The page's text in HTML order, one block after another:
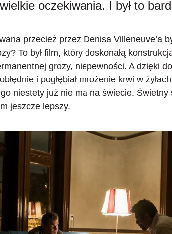
oczekiwania. I był to
przecież przez Denisa Villeneuve’a
To był film, który doskonałą
grozy, niepewności. A dzięki
i pogłębiał mrożenie krwi w
niestety już nie ma na świecie. Świetny
jeszcze lepszy.